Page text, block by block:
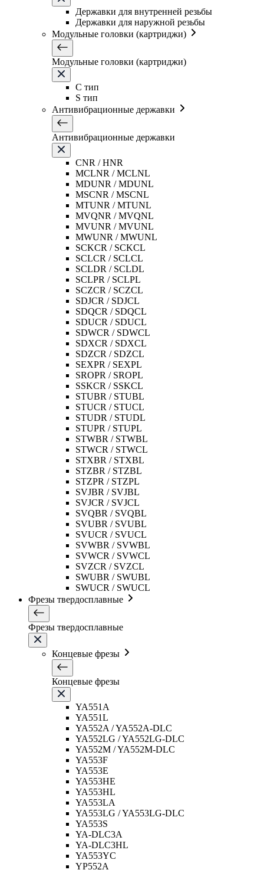
Державки для внутренней резьбы
Державки для наружной резьбы
Модульные головки (картриджи)
Модульные головки (картриджи)
C тип
S тип
Антивибрационные державки
Антивибрационные державки
CNR / HNR
MCLNR / MCLNL
MDUNR / MDUNL
MSCNR / MSCNL
MTUNR / MTUNL
MVQNR / MVQNL
MVUNR / MVUNL
MWUNR / MWUNL
SCKCR / SCKCL
SCLCR / SCLCL
SCLDR / SCLDL
SCLPR / SCLPL
SCZCR / SCZCL
SDJCR / SDJCL
SDQCR / SDQCL
SDUCR / SDUCL
SDWCR / SDWCL
SDXCR / SDXCL
SDZCR / SDZCL
SEXPR / SEXPL
SROPR / SROPL
SSKCR / SSKCL
STUBR / STUBL
STUCR / STUCL
STUDR / STUDL
STUPR / STUPL
STWBR / STWBL
STWCR / STWCL
STXBR / STXBL
STZBR / STZBL
STZPR / STZPL
SVJBR / SVJBL
SVJCR / SVJCL
SVQBR / SVQBL
SVUBR / SVUBL
SVUCR / SVUCL
SVWBR / SVWBL
SVWCR / SVWCL
SVZCR / SVZCL
SWUBR / SWUBL
SWUCR / SWUCL
Фрезы твердосплавные
Фрезы твердосплавные
Концевые фрезы
Концевые фрезы
YA551A
YA551L
YA552A / YA552A-DLC
YA552LG / YA552LG-DLC
YA552M / YA552M-DLC
YA553F
YA553E
YA553HE
YA553HL
YA553LA
YA553LG / YA553LG-DLC
YA553S
YA-DLC3A
YA-DLC3HL
YA553YC
YP552A